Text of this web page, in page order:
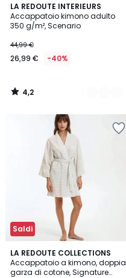
LA REDOUTE INTERIEURS
Accappatoio kimono adulto
350 g/m², Scenario
44,99 €
26,99 € -40%
4,2
/ 5
4
Colori
4,2
/
Saldi
LA REDOUTE COLLECTIONS
Accappatoio a kimono, doppia
garza di cotone, Signature
4,2
/ 5